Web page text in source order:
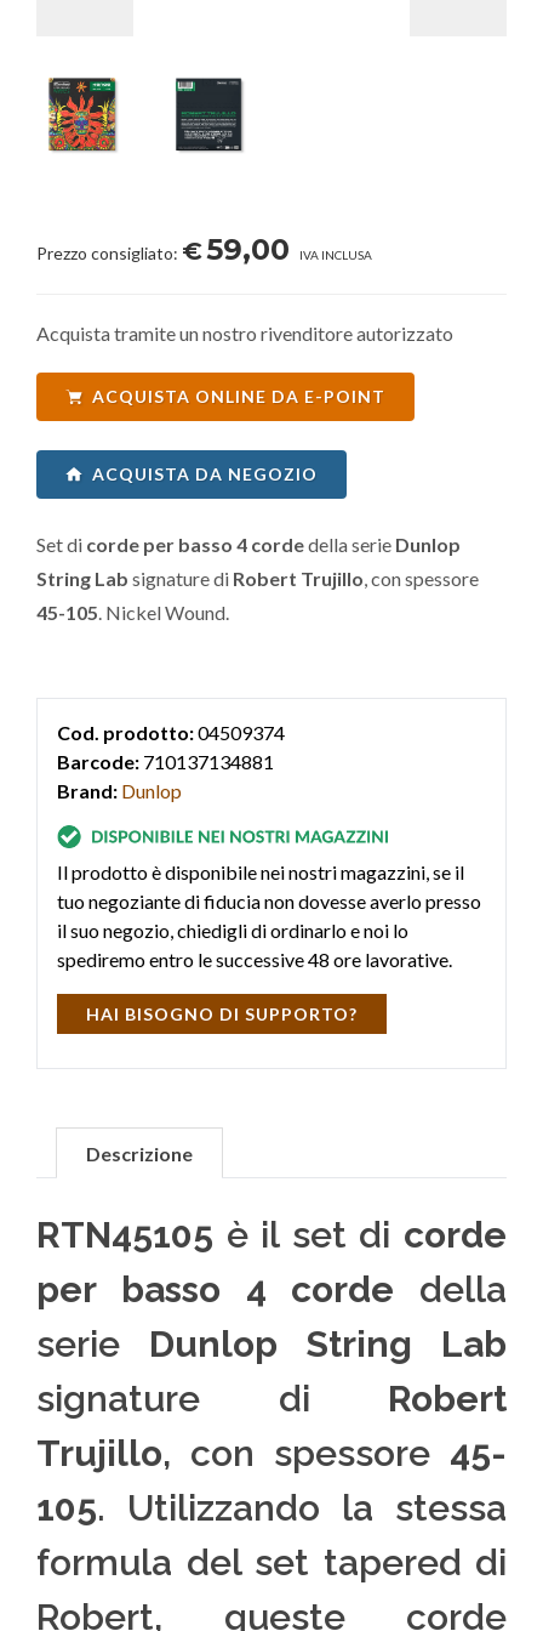
Prezzo consigliato: €59,00 IVA INCLUSA
Acquista tramite un nostro rivenditore autorizzato
ACQUISTA ONLINE DA E-POINT
ACQUISTA DA NEGOZIO
Set di corde per basso 4 cordedella serie Dunlop
String Lab signature di Robert Trujillo, con spessore
45-105. Nickel Wound.
Cod. prodotto:04509374
Barcode: 710137134881
Brand: Dunlop
Il prodotto è disponibile nei nostri magazzini, se il
tuo negoziante di fiducia non dovesse averlo presso
il suo negozio, chiedigli di ordinarlo e noi lo
spediremo entro le successive 48 ore lavorative.
HAI BISOGNO DI SUPPORTO?
Descrizione
RTN45105 è il set di corde
per basso 4 corde della
serie Dunlop String Lab
signature di Robert
Trujillo, con spessore 45-
105. Utilizzando la stessa
formula del set tapered di
Robert, queste corde